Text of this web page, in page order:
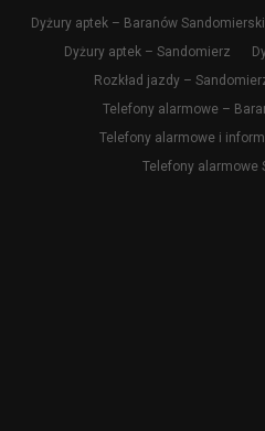
Dyżury aptek – Baranów
Dyżury aptek – Sandomierz
Rozkład jazdy –
Telefony alarmowe –
Telefony alarmowe i
Telefony alarmowe